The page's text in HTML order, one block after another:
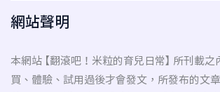
網站聲明
本網站 【翻滾吧！米粒的育兒日常】 所刊載
買、體驗、試用過後才會發文，所發布的文